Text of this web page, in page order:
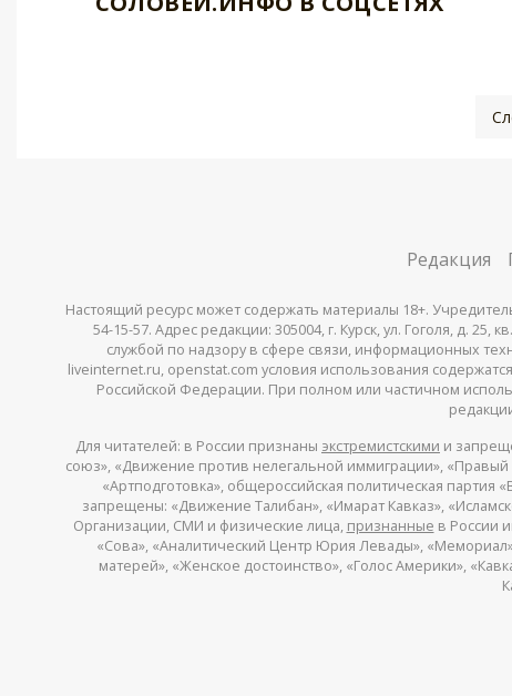
Редакция
Настоящий ресурс может содержать материалы 18+.
54-15-57. Адрес редакции: 305004, г. Курск, ул. Гоголя, д.
службой по надзору в сфере связи, информационных
liveinternet.ru, openstat.com условия использования
Российской Федерации. При полном или частичном
Для читателей: в России признаны экстремистскими и
союз», «Движение против нелегальной иммиграции»,
«Артподготовка», общероссийская политическая партия
запрещены: «Движение Талибан», «Имарат Кавказ»,
Организации, СМИ и физические лица, признанные в России
«Сова», «Аналитический Центр Юрия Левады»,
матерей», «Женское достоинство», «Голос Америки»,